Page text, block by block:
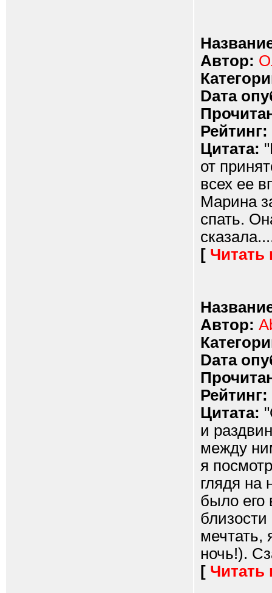
Автор:
Dата
Рейтинг:
Цитата:
от
всех ее
Марина
спать.
[ Читать
Автор:
Dата
Рейтинг:
Цитата:
и
между
я
глядя на
было его
мечтать,
ночь!).
[ Читать